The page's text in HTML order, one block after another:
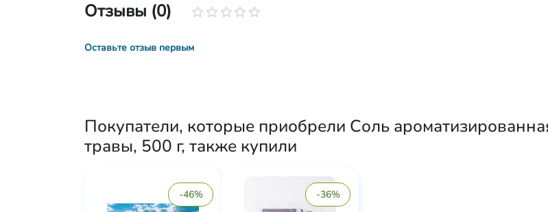
Отзывы (0)
Оставьте отзыв первым
Покупатели, которые приобрели Соль
травы, 500 г, также купили
-46% -36%